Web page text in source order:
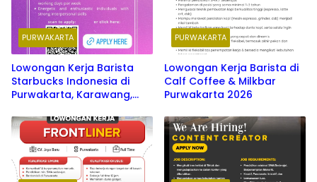
PURWAKARTA
Lowongan Kerja Barista
Starbucks Indonesia di
Purwakarta, Karawang,
PURWAKARTA
Lowongan Kerja Barista di
Calf Coffee & Milkbar
Purwakarta 2026